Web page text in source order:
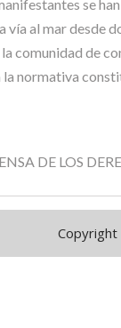
se
vía al mar desde
comunidad de
normativa
DE LOS
Copyright